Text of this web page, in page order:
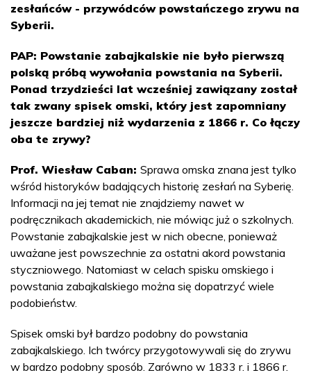
zesłańców - przywódców powstańczego zrywu na
Syberii.
PAP: Powstanie zabajkalskie nie było pierwszą
polską próbą wywołania powstania na Syberii.
Ponad trzydzieści lat wcześniej zawiązany został
tak zwany spisek omski, który jest zapomniany
jeszcze bardziej niż wydarzenia z 1866 r. Co łączy
oba te zrywy?
Prof. Wiesław Caban: Sprawa omska znana jest tylko
wśród historyków badających historię zesłań na Syberię.
Informacji na jej temat nie znajdziemy nawet w
podręcznikach akademickich, nie mówiąc już o szkolnych.
Powstanie zabajkalskie jest w nich obecne, ponieważ
uważane jest powszechnie za ostatni akord powstania
styczniowego. Natomiast w celach spisku omskiego i
powstania zabajkalskiego można się dopatrzyć wiele
podobieństw.
Spisek omski był bardzo podobny do powstania
zabajkalskiego. Ich twórcy przygotowywali się do zrywu
w bardzo podobny sposób. Zarówno w 1833 r. i 1866 r.